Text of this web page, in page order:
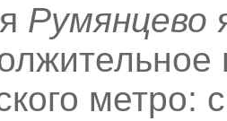
Румянцево
метро: